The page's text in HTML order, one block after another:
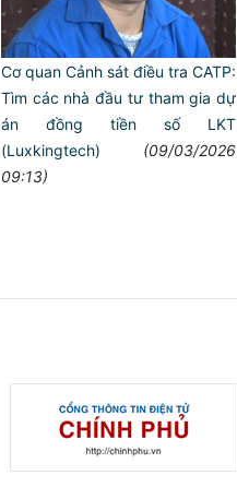
Cơ quan Cảnh sát điều tra CATP:
Tìm các nhà đầu tư tham gia dự
án đồng tiền số LKT
(Luxkingtech)
(09/03/2026
09:13)